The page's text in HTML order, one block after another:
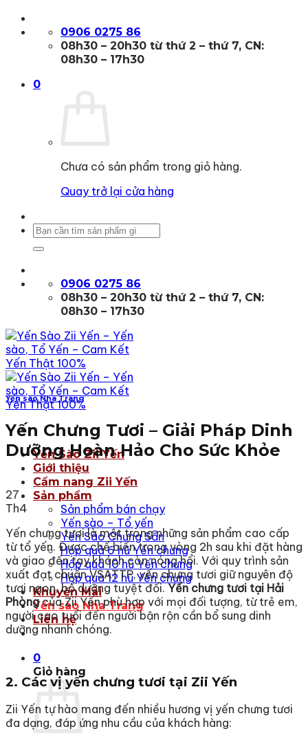
qua
0906 0275 86
08h30 – 20h30 từ thứ 2 – thứ 7, CN:
08h30 – 17h30
0
Chưa có sản phẩm trong giỏ hàng.
Quay trở lại cửa hàng
Tìm
0906 0275 86
08h30 – 20h30 từ thứ 2 – thứ 7, CN:
08h30 – 17h30
Yến Sào Zii Yến
Giới thiệu
Cẩm nang Zii Yến
Sản phẩm
Sản phẩm bán chạy
Yến sào – Tổ yến
Yến Sào Chưng Sẵn
Hộp quà 6 hũ Yến chưng
Hộp quà 10 hũ Yến chưng
Hộp quà 12 hũ Yến chưng
Khuyến Mãi
Yến sào Nha Trang
Liên hệ
0
Giỏ hàng
Yến sào Nha Trang
Yến Chưng Tươi – Giải Pháp Dinh
Dưỡng Hoàn Hảo Cho Sức Khỏe
27
Th4
Yến chưng tươi là một trong những sản phẩm cao cấp
từ tổ yến. Được chế biến trong vòng 2h sau khi đặt hàng
và giao đến tay khách còn nóng hổi. Với quy trình sản
xuất đạt chuẩn VSATTP, yến chưng tươi giữ nguyên độ
tươi ngon, bổ dưỡng tuyệt đối.Yến chưng tươi tại Hải
Phòngcủa Zii Yến phù hợp với mọi đối tượng, từ trẻ em,
người cao tuổi đến người bận rộn cần bổ sung dinh
dưỡng nhanh chóng.
2. Các vị yến chưng tươi tại Zii Yến
Zii Yến tự hào mang đến nhiều hương vị yến chưng tươi
đa dạng, đáp ứng nhu cầu của khách hàng: